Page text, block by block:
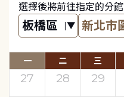
選擇後將前往指定的分館
一 二 三
27 28 29